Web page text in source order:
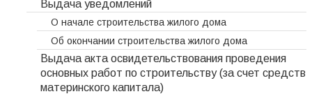
Выдача уведомлений
О начале строительства жилого дома
Об окончании строительства жилого дома
Выдача акта освидетельствования проведения
основных работ по строительству (за счет средств
материнского капитала)